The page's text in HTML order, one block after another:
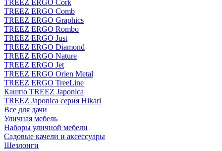
TREEZ ERGO Cork
TREEZ ERGO Comb
TREEZ ERGO Graphics
TREEZ ERGO Rombo
TREEZ ERGO Just
TREEZ ERGO Diamond
TREEZ ERGO Nature
TREEZ ERGO Jet
TREEZ ERGO Orien Metal
TREEZ ERGO TreeLine
Кашпо TREEZ Japonica
TREEZ Japonica серия Hikari
Все для дачи
Уличная мебель
Наборы уличной мебели
Садовые качели и аксессуары
Шезлонги